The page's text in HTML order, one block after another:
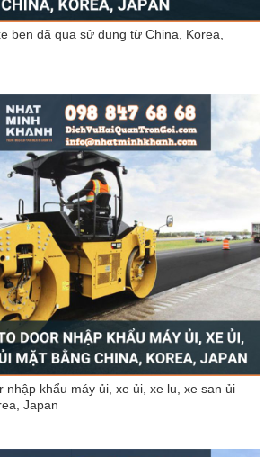
ben đã qua sử dụng từ China, Korea,
nhập khẩu máy ủi, xe ủi, xe lu, xe san ủi
Japan